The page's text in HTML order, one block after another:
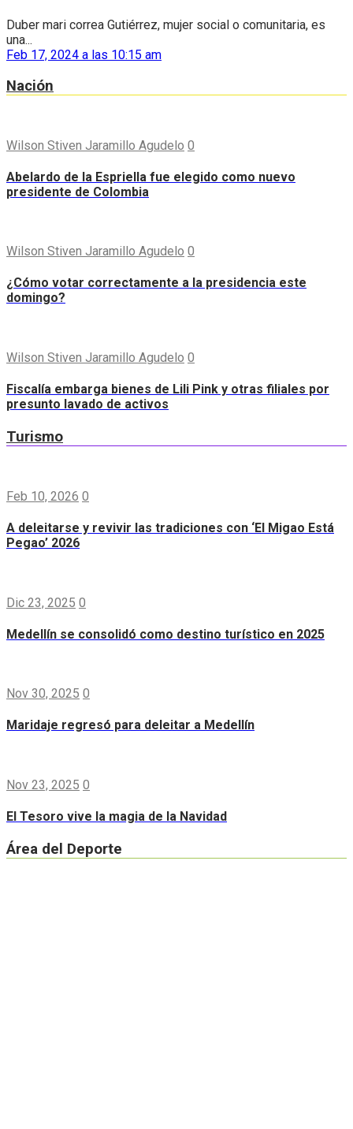
Duber mari correa Gutiérrez, mujer social o comunitaria, es
una...
Feb 17, 2024 a las 10:15 am
Nación
Wilson Stiven Jaramillo Agudelo 0
Abelardo de la Espriella fue elegido como nuevo
presidente de Colombia
Wilson Stiven Jaramillo Agudelo 0
¿Cómo votar correctamente a la presidencia este
domingo?
Wilson Stiven Jaramillo Agudelo 0
Fiscalía embarga bienes de Lili Pink y otras filiales por
presunto lavado de activos
Turismo
Feb 10, 2026 0
A deleitarse y revivir las tradiciones con ‘El Migao Está
Pegao’ 2026
Dic 23, 2025 0
Medellín se consolidó como destino turístico en 2025
Nov 30, 2025 0
Maridaje regresó para deleitar a Medellín
Nov 23, 2025 0
El Tesoro vive la magia de la Navidad
Área del Deporte